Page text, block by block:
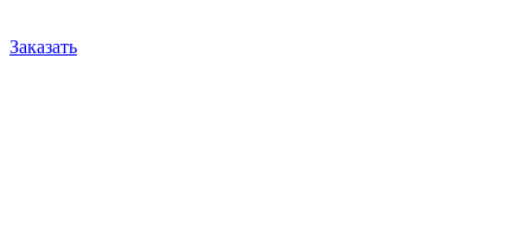
Заказать